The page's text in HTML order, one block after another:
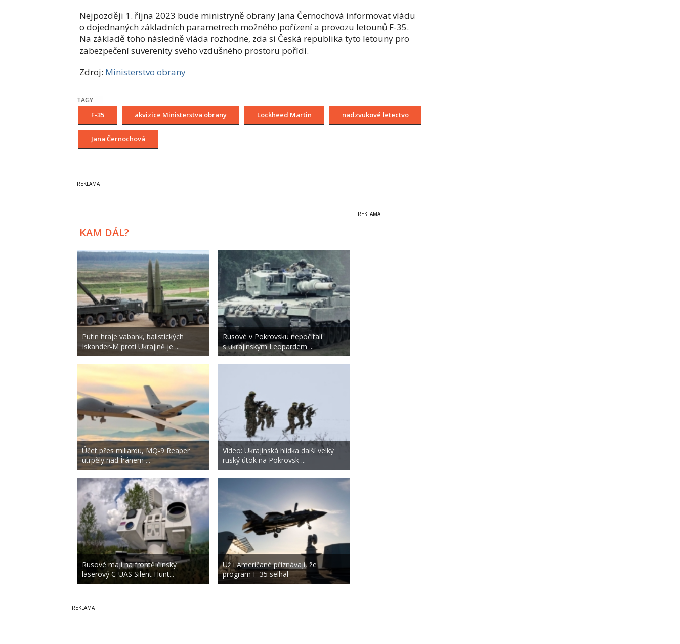
Nejpozději 1. října 2023 bude ministryně obrany Jana Černochová informovat vládu
o dojednaných základních parametrech možného pořízení a provozu letounů F-35.
Na základě toho následně vláda rozhodne, zda si Česká republika tyto letouny pro
zabezpečení suverenity svého vzdušného prostoru pořídí.
Zdroj: Ministerstvo obrany
TAGY
F-35 akvizice Ministerstva obrany Lockheed Martin nadzvukové letectvo
Jana Černochová
KAM DÁL?
Putin hraje vabank, balistických
Iskander-M proti Ukrajině je ...
Účet přes miliardu, MQ-9 Reaper
utrpěly nad Íránem ...
Rusové mají na frontě čínský
laserový C-UAS Silent Hunt...
Rusové v Pokrovsku nepočítali
s ukrajinským Leopardem ...
Video: Ukrajinská hlídka další velký
ruský útok na Pokrovsk ...
Už i Američané přiznávají, že
program F-35 selhal